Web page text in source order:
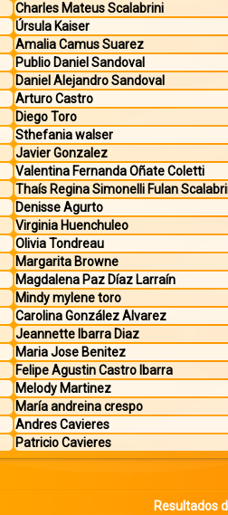
Charles Mateus Scalabrini
Úrsula Kaiser
Amalia Camus Suarez
Publio Daniel Sandoval
Daniel Alejandro Sandoval
Arturo Castro
Diego Toro
Sthefania walser
Javier Gonzalez
Valentina Fernanda Oñate Coletti
Thaís Regina Simonelli Fulan
Denisse Agurto
Virginia Huenchuleo
Olivia Tondreau
Margarita Browne
Magdalena Paz Díaz Larraín
Mindy mylene toro
Carolina González Alvarez
Jeannette Ibarra Diaz
Maria Jose Benitez
Felipe Agustin Castro Ibarra
Melody Martinez
María andreina crespo
Andres Cavieres
Patricio Cavieres
Resultados